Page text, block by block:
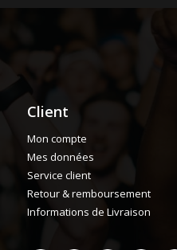
Client
Mon compte
Mes données
Service client
Retour & remboursement
Informations de Livraison